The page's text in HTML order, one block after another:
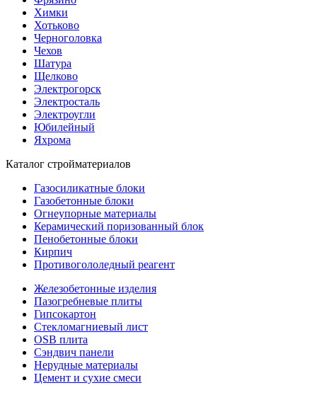
Химки
Хотьково
Черноголовка
Чехов
Шатура
Щелково
Электрогорск
Электросталь
Электроугли
Юбилейный
Яхрома
Каталог стройматериалов
Газосиликатные блоки
Газобетонные блоки
Огнеупорные материалы
Керамический поризованный блок
Пенобетонные блоки
Кирпич
Противогололедный реагент
Железобетонные изделия
Пазогребневые плиты
Гипсокартон
Стекломагниевый лист
OSB плита
Сэндвич панели
Нерудные материалы
Цемент и сухие смеси